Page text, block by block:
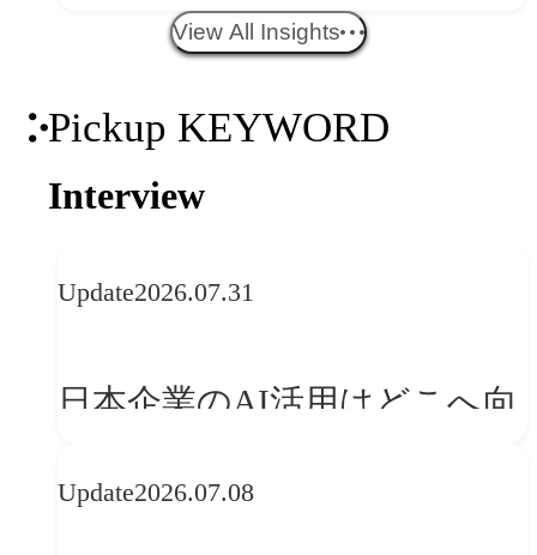
エイティブトレンド──社会
「体験」へ変える
View All Insights
Pickup KEYWORD
Interview
Update2026.07.31
日本企業のAI活用はどこへ向
レンドに見る「人間中心」へ
Update2026.07.08